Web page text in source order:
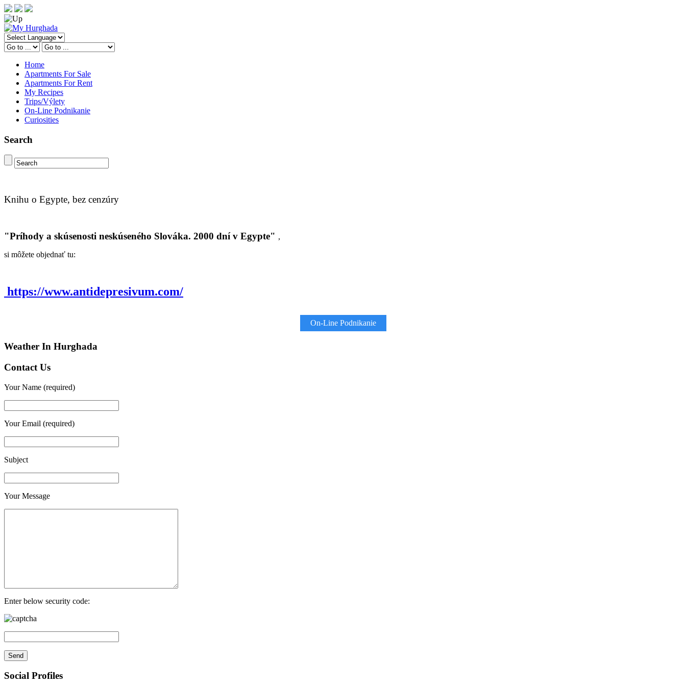
Home
Apartments For Sale
Apartments For Rent
My Recipes
Trips/Výlety
On-Line Podnikanie
Curiosities
Search
Knihu o Egypte, bez cenzúry
"Príhody a skúsenosti neskúseného Slováka. 2000 dní v Egypte" ,
si môžete objednať tu:
https://www.antidepresivum.com/
On-Line Podnikanie
Weather In Hurghada
Contact Us
Your Name (required)
Your Email (required)
Subject
Your Message
Enter below security code:
Social Profiles